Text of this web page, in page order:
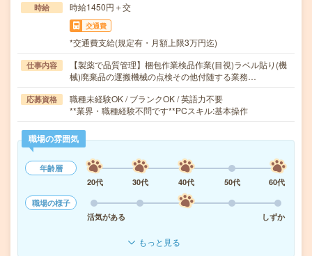
時給 時給1450円＋交
交通費
*交通費支給(規定有・月額上限3万円迄)
仕事内容
【製薬で品質管理】梱包作業検品作業(目視)ラベル貼り(機
械)廃棄品の運搬機械の点検その他付随する業務…
応募資格
職種未経験OK / ブランクOK / 英語力不要
**業界・職種経験不問です**PCスキル:基本操作
職場の雰囲気
年齢層
20代
30代 40代 50代
60代
職場の様子
活気がある
しずか
もっと見る